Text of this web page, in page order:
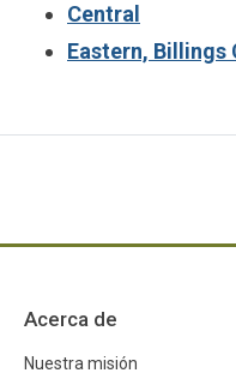
Central
Eastern, Billings
Acerca de
Nuestra misión